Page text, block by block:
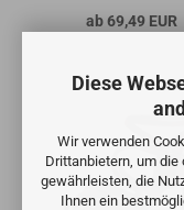
Diese
Wir verwenden
Drittanbietern, um
gewährleisten, die
Ihnen ein
ab 69,49 EUR